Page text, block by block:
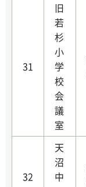
31
旧
若
杉
小
学
校
会
議
室
32
天
沼
中